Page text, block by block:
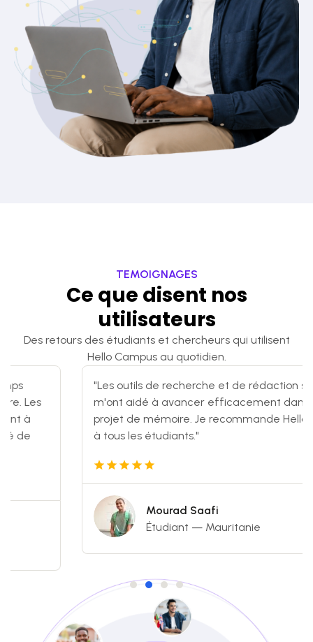
TEMOIGNAGES
Ce que disent nos
utilisateurs
Des retours des étudiants et chercheurs qui utilisent
Hello Campus au quotidien.
Les
à
"Les outils de recherche et de rédaction
m'ont aidé à avancer efficacement dans
projet de mémoire. Je recommande Hello
à tous les étudiants."
Mourad Saafi
Étudiant — Mauritanie